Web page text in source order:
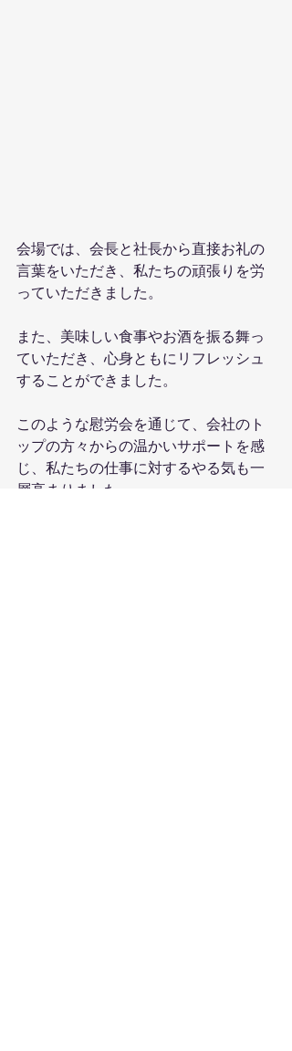
会場では、会長と社長から直接お礼の
言葉をいただき、私たちの頑張りを労
っていただきました。
また、美味しい食事やお酒を振る舞っ
ていただき、心身ともにリフレッシュ
することができました。
このような慰労会を通じて、会社のト
ップの方々からの温かいサポートを感
じ、私たちの仕事に対するやる気も一
層高まりました。